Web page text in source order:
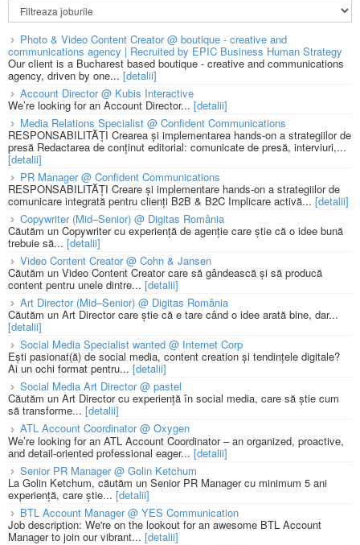
Photo & Video Content Creator @ boutique - creative and
communications agency | Recruited by EPIC Business Human Strategy
Our client is a Bucharest based boutique - creative and communications
agency, driven by one... [detalii]
Account Director @ Kubis Interactive
We’re looking for an Account Director... [detalii]
Media Relations Specialist @ Confident Communications
RESPONSABILITĂȚI Crearea și implementarea hands-on a strategiilor de
presă Redactarea de conținut editorial: comunicate de presă, interviuri,...
[detalii]
PR Manager @ Confident Communications
RESPONSABILITĂȚI Creare și implementare hands-on a strategiilor de
comunicare integrată pentru clienți B2B & B2C Implicare activă... [detalii]
Copywriter (Mid–Senior) @ Digitas România
Căutăm un Copywriter cu experiență de agenție care știe că o idee bună
trebuie să... [detalii]
Video Content Creator @ Cohn & Jansen
Căutăm un Video Content Creator care să gândească și să producă
content pentru unele dintre... [detalii]
Art Director (Mid–Senior) @ Digitas România
Căutăm un Art Director care știe că e tare când o idee arată bine, dar...
[detalii]
Social Media Specialist wanted @ Internet Corp
Ești pasionat(ă) de social media, content creation și tendințele digitale?
Ai un ochi format pentru... [detalii]
Social Media Art Director @ pastel
Căutăm un Art Director cu experiență în social media, care să știe cum
să transforme... [detalii]
ATL Account Coordinator @ Oxygen
We’re looking for an ATL Account Coordinator – an organized, proactive,
and detail-oriented professional eager... [detalii]
Senior PR Manager @ Golin Ketchum
La Golin Ketchum, căutăm un Senior PR Manager cu minimum 5 ani
experiență, care știe... [detalii]
BTL Account Manager @ YES Communication
Job description: We're on the lookout for an awesome BTL Account
Manager to join our vibrant... [detalii]